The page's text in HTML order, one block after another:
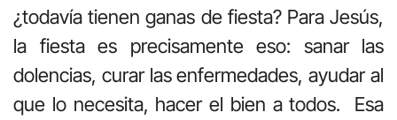
¿todavía tienen ganas de fiesta? Para Jesús,
la fiesta es precisamente eso: sanar las
dolencias, curar las enfermedades, ayudar al
que lo necesita, hacer el bien a todos. Esa